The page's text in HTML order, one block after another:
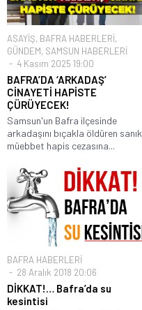
ASAYİŞ, BAFRA HABERLERİ,
GÜNDEM, SAMSUN HABERLERİ
4 Kasım 2025 19:00
BAFRA’DA ‘ARKADAŞ’
CİNAYETİ HAPİSTE
ÇÜRÜYECEK!
Samsun'un Bafra ilçesinde
arkadaşını bıçakla öldüren sanık
müebbet hapis cezasına...
BAFRA HABERLERİ
28 Aralık 2018 20:06
DİKKAT!… Bafra’da su
kesintisi